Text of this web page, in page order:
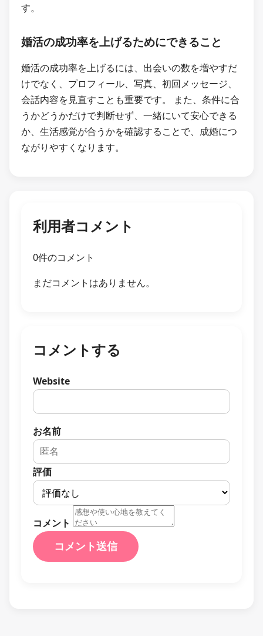
す。
婚活の成功率を上げるためにできること
婚活の成功率を上げるには、出会いの数を増やすだ
けでなく、プロフィール、写真、初回メッセージ、
会話内容を見直すことも重要です。 また、条件に合
うかどうかだけで判断せず、一緒にいて安心できる
か、生活感覚が合うかを確認することで、成婚につ
ながりやすくなります。
利用者コメント
0件のコメント
まだコメントはありません。
コメントする
Website
お名前
評価
コメント
コメント送信